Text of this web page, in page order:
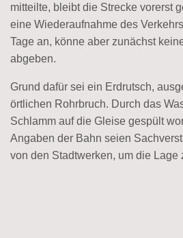
mitteilte, bleibt die Strecke vorerst
eine Wiederaufnahme des
Tage an, könne aber zunächst
abgeben.
Grund dafür sei ein Erdrutsch,
örtlichen Rohrbruch. Durch das
Schlamm auf die Gleise gespült
Angaben der Bahn seien
von den Stadtwerken, um die Lage